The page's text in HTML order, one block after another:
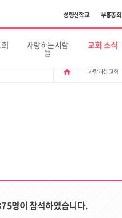
성령신학교 부흥총회
사랑하는사람
들
교회 소식
home 사랑하는교회
명이 참석하였습니다.